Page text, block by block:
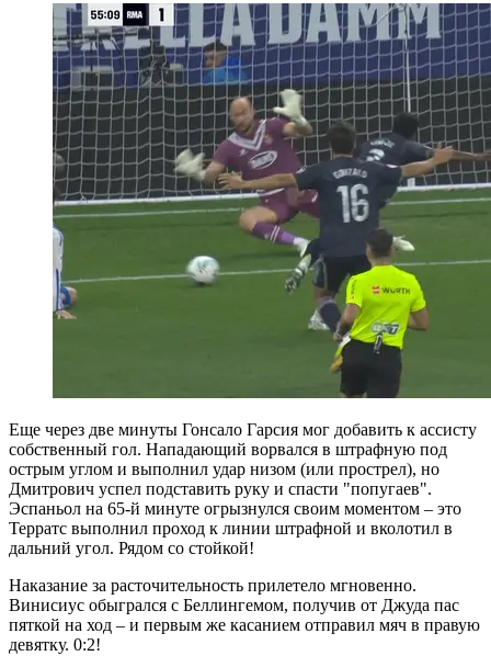
Еще через две минуты Гонсало Гарсия мог добавить к ассисту
собственный гол. Нападающий ворвался в штрафную под
острым углом и выполнил удар низом (или прострел), но
Дмитрович успел подставить руку и спасти "попугаев".
Эспаньол на 65-й минуте огрызнулся своим моментом – это
Терратс выполнил проход к линии штрафной и вколотил в
дальний угол. Рядом со стойкой!
Наказание за расточительность прилетело мгновенно.
Винисиус обыгрался с Беллингемом, получив от Джуда пас
пяткой на ход – и первым же касанием отправил мяч в правую
девятку. 0:2!